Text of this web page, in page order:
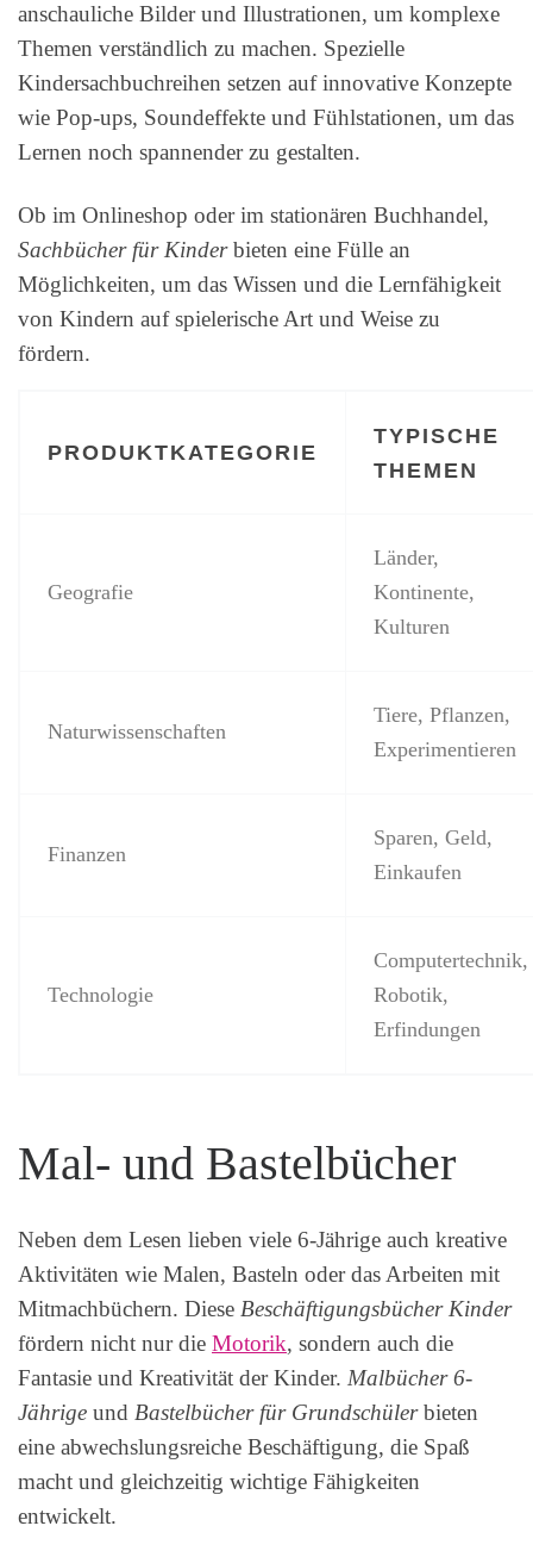
anschauliche Bilder und Illustrationen, um komplexe
Themen verständlich zu machen. Spezielle
Kindersachbuchreihen setzen auf innovative Konzepte
wie Pop-ups, Soundeffekte und Fühlstationen, um das
Lernen noch spannender zu gestalten.
Ob im Onlineshop oder im stationären Buchhandel,
Sachbücher für Kinderbieten eine Fülle an
Möglichkeiten, um das Wissen und die Lernfähigkeit
von Kindern auf spielerische Art und Weise zu
fördern.
PRODUKTKATEGORIE
TYPISCHE
THEMEN
Geografie
Länder,
Kontinente,
Kulturen
Naturwissenschaften
Tiere, Pflanzen,
Experimentieren
Finanzen
Sparen, Geld,
Einkaufen
Technologie
Computertechnik,
Robotik,
Erfindungen
Mal- und Bastelbücher
Neben dem Lesen lieben viele 6-Jährige auch kreative
Aktivitäten wie Malen, Basteln oder das Arbeiten mit
Mitmachbüchern. Diese Beschäftigungsbücher Kinder
fördern nicht nur die Motorik, sondern auch die
Fantasie und Kreativität der Kinder. Malbücher 6-
Jährige und Bastelbücher für Grundschülerbieten
eine abwechslungsreiche Beschäftigung, die Spaß
macht und gleichzeitig wichtige Fähigkeiten
entwickelt.